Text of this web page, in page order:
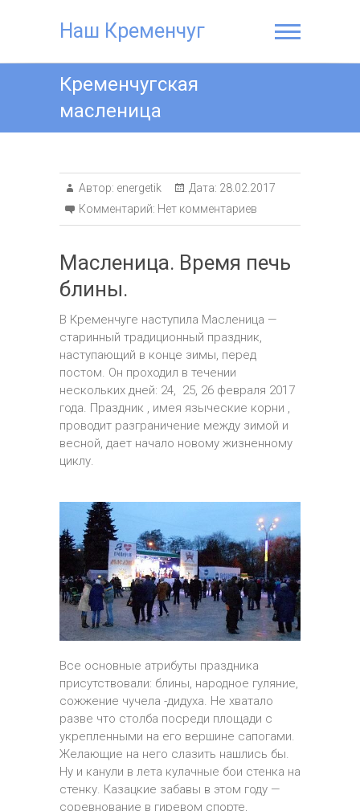
Наш Кременчуг
Кременчугская
масленица
Автор: energetik Дата: 28.02.2017
Комментарий: Нет комментариев
Масленица. Время печь
блины.
В Кременчуге наступила Масленица —
старинный традиционный праздник,
наступающий в конце зимы, перед
постом. Он проходил в течении
нескольких дней: 24, 25, 26 февраля 2017
года. Праздник , имея языческие корни ,
проводит разграничение между зимой и
весной, дает начало новому жизненному
циклу.
Все основные атрибуты праздника
присутствовали: блины, народное гуляние,
сожжение чучела -дидуха. Не хватало
разве что столба посреди площади с
укрепленными на его вершине сапогами.
Желающие на него слазить нашлись бы.
Ну и канули в лета кулачные бои стенка на
стенку. Казацкие забавы в этом году —
соревнование в гиревом спорте,